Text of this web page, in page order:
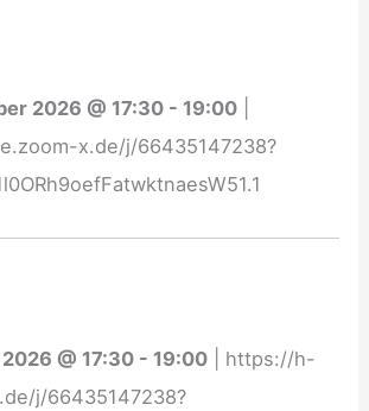
2026 @ 17:30 - 19:00
x.de/j/66435147238?
@ 17:30 - 19:00
https://h-
j/66435147238?